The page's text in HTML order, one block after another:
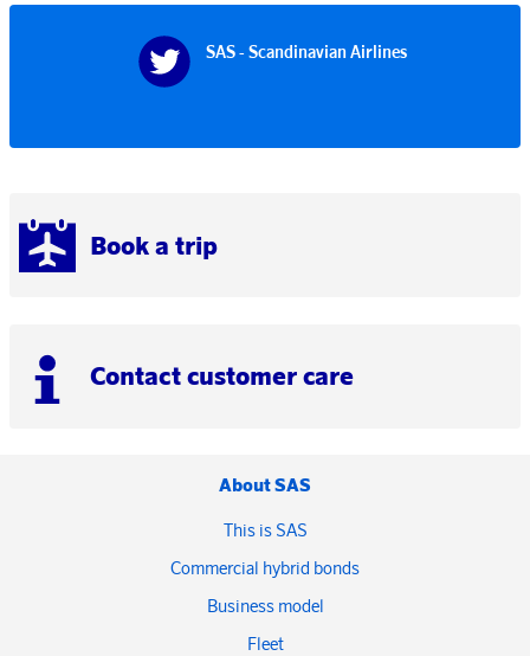
Book a trip
Contact customer care
SAS - Scandinavian Airlines
About SAS
This is SAS
Commercial hybrid bonds
Business model
Fleet